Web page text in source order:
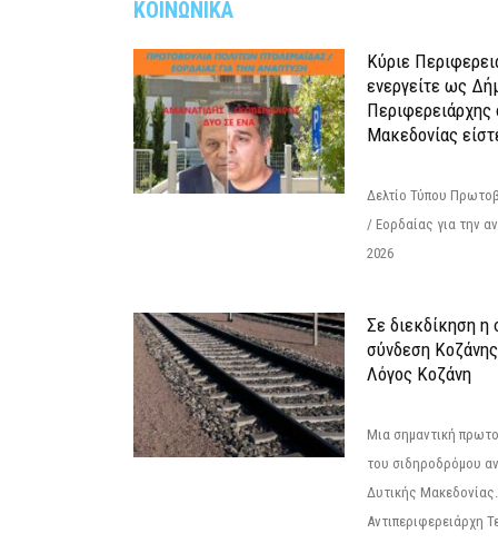
ΚΟΙΝΩΝΙΚΑ
Κύριε
ενεργείτε ως
Περιφερειάρχης
Μακεδονίας
Δελτίο Τύπου
/ Εορδαίας για την
2026
Σε διεκδίκηση η
σύνδεση
Λόγος Κοζάνη
Μια σημαντική
του σιδηροδρόμου
Δυτικής
Αντιπεριφερειάρχη